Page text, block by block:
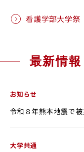
受験生の方へ
卒業生の方へ
よくある質問
お問い合わせ
アクセス
看護学部大学祭
最新情報
お知らせ
令和８年熊本地震で
大学共通